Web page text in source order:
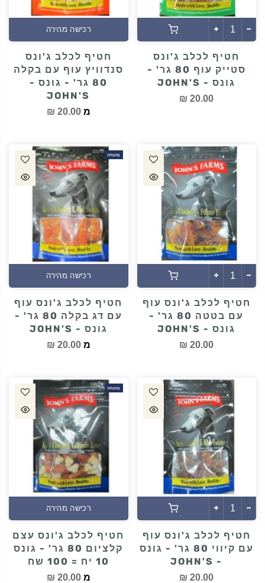
חטיף לכלב ג'ונס
סטייק עוף 80 גר' -
גונס - JOHN'S
20.00 ₪
רכישה מהירה
חטיף לכלב ג'ונס
סנדוויץ עוף עם בקלה
80 גר' - גונס -
JOHN'S
מ 20.00 ₪
חטיף לכלב ג'ונס עוף
עם בטטה 80 גר' -
גונס - JOHN'S
20.00 ₪
בהנחה
רכישה מהירה
חטיף לכלב ג'ונס עוף
עם דג בקלה 80 גר' -
גונס - JOHN'S
מ 20.00 ₪
חטיף לכלב ג'ונס עוף
עם קיווי 80 גר' - גונס
- JOHN'S
20.00 ₪
בהנחה
רכישה מהירה
חטיף לכלב ג'ונס עצם
קלציום 80 גר' - גונס
10 יח = 100 שח
מ 20.00 ₪